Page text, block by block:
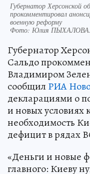
Губернатор Херсонской
прокомментировал
военную реформу
Фото: Юлия ПЫХАЛОВА.
Губернатор
Сальдо
Владимиром
сообщил РИА
декларациями о
и новых условиях
необходимость
дефицит в рядах
«Деньги и новые
главного: Киеву